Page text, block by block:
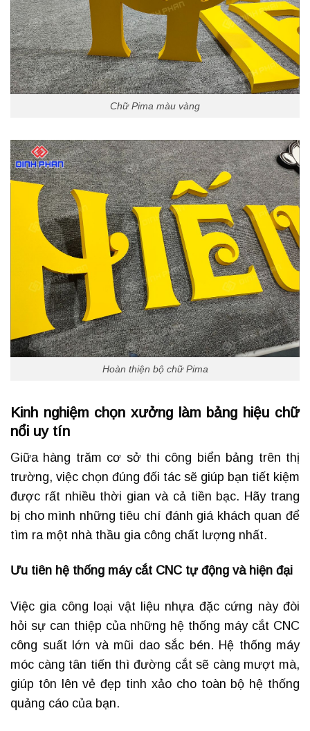
Chữ Pima màu vàng
Hoàn thiện bộ chữ Pima
Kinh nghiệm chọn xưởng làm bảng hiệu chữ
nổi uy tín
Giữa hàng trăm cơ sở thi công biển bảng trên thị
trường, việc chọn đúng đối tác sẽ giúp bạn tiết kiệm
được rất nhiều thời gian và cả tiền bạc. Hãy trang
bị cho mình những tiêu chí đánh giá khách quan để
tìm ra một nhà thầu gia công chất lượng nhất.
Ưu tiên hệ thống máy cắt CNC tự động và hiện đại
Việc gia công loại vật liệu nhựa đặc cứng này đòi
hỏi sự can thiệp của những hệ thống máy cắt CNC
công suất lớn và mũi dao sắc bén. Hệ thống máy
móc càng tân tiến thì đường cắt sẽ càng mượt mà,
giúp tôn lên vẻ đẹp tinh xảo cho toàn bộ hệ thống
quảng cáo của bạn.